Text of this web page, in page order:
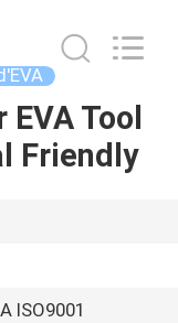
Tool
Friendly
ISO9001